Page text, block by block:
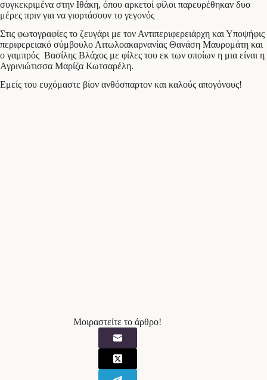
συγκεκριμένα στην Ιθάκη, όπου αρκετοί φίλοι παρευρέθηκαν δυο
μέρες πριν για να γιορτάσουν το γεγονός
Στις φωτογραφίες το ζευγάρι με τον Αντιπεριφερειάρχη και Υποψήφις
περιφερειακό σύμβουλο Αιτωλοακαρνανίας Θανάση Μαυρομάτη και
ο γαμπρός Βασίλης Βλάχος με φίλες του εκ των οποίων η μια είναι η
Αγρινιώτισσα Μαρίζα Κωτσαρέλη.
Eμείς του ευχόμαστε βίον ανθόσπαρτον και καλούς απογόνους!
Μοιραστείτε το άρθρο!